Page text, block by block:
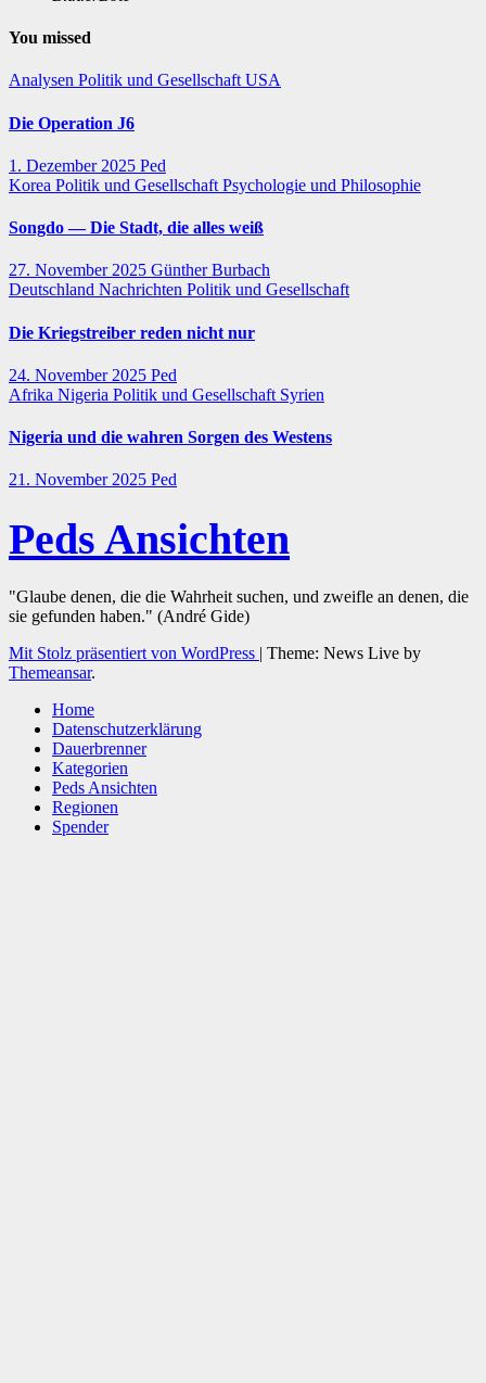
You missed
Analysen Politik und Gesellschaft USA
Die Operation J6
1. Dezember 2025 Ped
Korea Politik und Gesellschaft Psychologie und Philosophie
Songdo — Die Stadt, die alles weiß
27. November 2025 Günther Burbach
Deutschland Nachrichten Politik und Gesellschaft
Die Kriegstreiber reden nicht nur
24. November 2025 Ped
Afrika Nigeria Politik und Gesellschaft Syrien
Nigeria und die wahren Sorgen des Westens
21. November 2025 Ped
Peds Ansichten
"Glaube denen, die die Wahrheit suchen, und zweifle an denen, die
sie gefunden haben." (André Gide)
Mit Stolz präsentiert von WordPress | Theme: News Live by
Themeansar.
Home
Datenschutzerklärung
Dauerbrenner
Kategorien
Peds Ansichten
Regionen
Spender